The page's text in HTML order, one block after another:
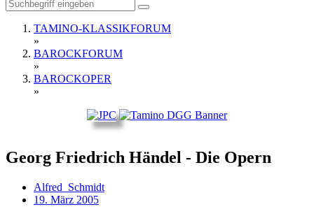
TAMINO-KLASSIKFORUM
»
BAROCKFORUM
»
BAROCKOPER
»
Georg Friedrich Händel - Die Opern
Alfred_Schmidt
19. März 2005